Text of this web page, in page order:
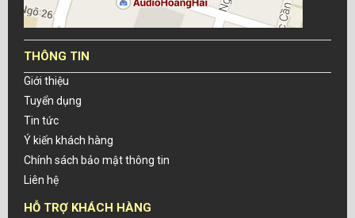
THÔNG TIN
Giới thiệu
Tuyển dụng
Tin tức
Ý kiến khách hàng
Chính sách bảo mật thông tin
Liên hệ
HỖ TRỢ KHÁCH HÀNG